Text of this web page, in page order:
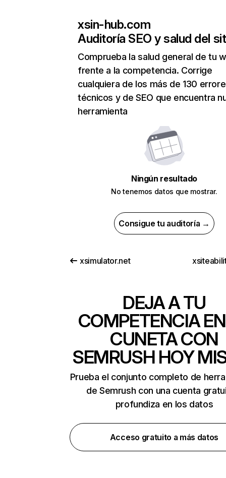
xsin-hub.com
Auditoría SEO y salud del
Comprueba la salud general de tu
frente a la competencia. Corrige
cualquiera de los más de 130
técnicos y de SEO que encuentra
herramienta
Ningún resultado
No tenemos datos que mostrar.
Consigue tu auditoría →
xsimulator.net
DEJA A TU
COMPETENCIA
CUNETA CON
SEMRUSH HOY
Prueba el conjunto completo de
de Semrush con una cuenta
profundiza en los datos
Acceso gratuito a más datos